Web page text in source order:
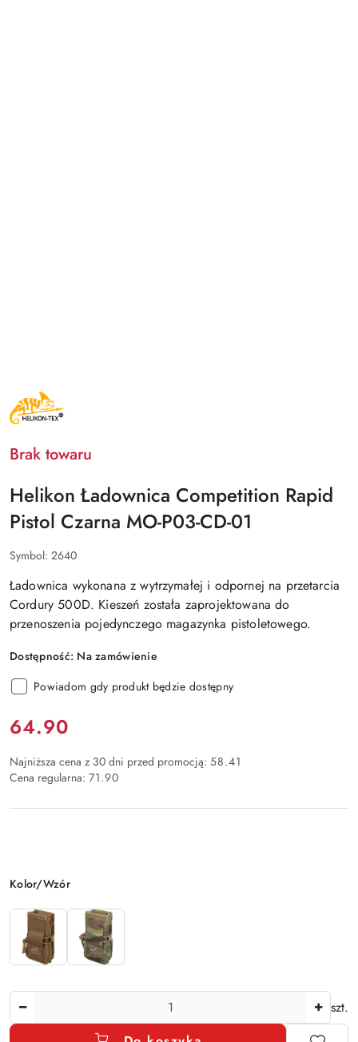
NAZWA
PRODUCENTA:
HELIKON
Brak towaru
Helikon Ładownica Competition Rapid
Pistol Czarna MO-P03-CD-01
Symbol: 2640
Ładownica wykonana z wytrzymałej i odpornej na przetarcia
Cordury 500D. Kieszeń została zaprojektowana do
przenoszenia pojedynczego magazynka pistoletowego.
Dostępność: Na zamówienie
Powiadom gdy produkt będzie dostępny
Cena:
64.90
Najniższa cena z 30 dni przed promocją: 58.41
Cena regularna: 71.90
Wariant
Kolor/Wzór
szt.